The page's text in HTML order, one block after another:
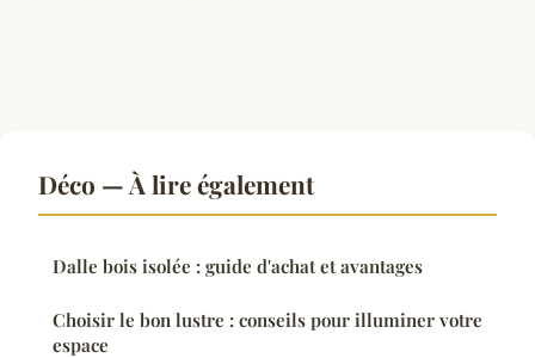
Déco — À lire également
Dalle bois isolée : guide d'achat et avantages
Choisir le bon lustre : conseils pour illuminer votre
espace